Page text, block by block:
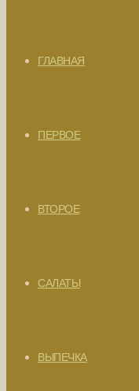
ГЛАВНАЯ
ПЕРВОЕ
ВТОРОЕ
САЛАТЫ
ВЫПЕЧКА